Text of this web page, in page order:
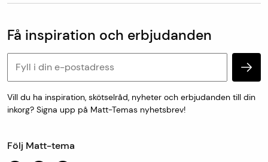
Vanliga frågor
Köp & leveransvillkor
Retur & reklamation
Personuppgifter och cookies
Få inspiration och erbjudanden
Vill du ha inspiration, skötselråd, nyheter och erbjudanden till din
inkorg? Signa upp på Matt-Temas nyhetsbrev!
Följ Matt-tema